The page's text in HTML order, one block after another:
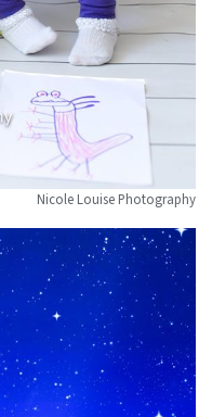
Nicole Louise Photography